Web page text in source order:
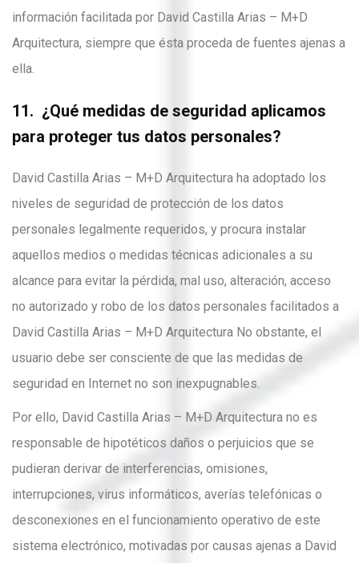
información facilitada por David Castilla Arias – M+D
Arquitectura, siempre que ésta proceda de fuentes ajenas a
ella.
11. ¿Qué medidas de seguridad aplicamos
para proteger tus datos personales?
David Castilla Arias – M+D Arquitectura ha adoptado los
niveles de seguridad de protección de los datos
personales legalmente requeridos, y procura instalar
aquellos medios o medidas técnicas adicionales a su
alcance para evitar la pérdida, mal uso, alteración, acceso
no autorizado y robo de los datos personales facilitados a
David Castilla Arias – M+D Arquitectura No obstante, el
usuario debe ser consciente de que las medidas de
seguridad en Internet no son inexpugnables.
Por ello, David Castilla Arias – M+D Arquitectura no es
responsable de hipotéticos daños o perjuicios que se
pudieran derivar de interferencias, omisiones,
interrupciones, virus informáticos, averías telefónicas o
desconexiones en el funcionamiento operativo de este
sistema electrónico, motivadas por causas ajenas a David